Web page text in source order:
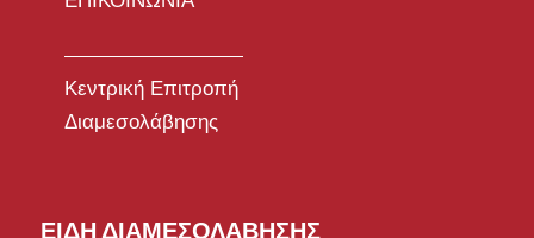
Κεντρική Επιτροπή
Διαμεσολάβησης
ΕΙΔΗ ΔΙΑΜΕΣΟΛΑΒΗΣΗΣ